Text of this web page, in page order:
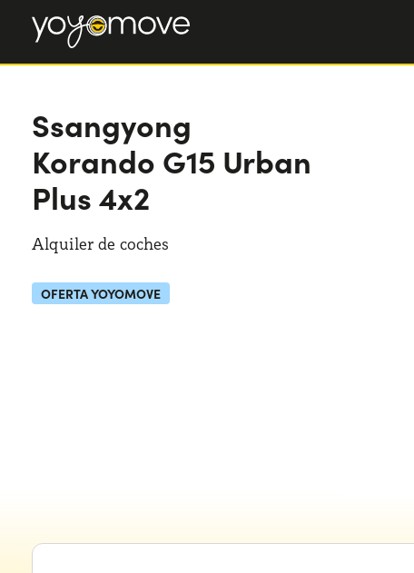
G15 Urban Plus 4x2
OFERTA YOYOMOVE
Ssangyong
Korando G15 Urban
Plus 4x2
Alquiler de coches